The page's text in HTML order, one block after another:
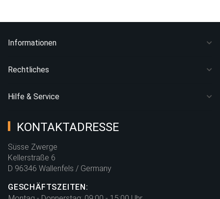
Informationen
Rechtliches
Hilfe & Service
KONTAKTADRESSE
Süsse Zwerge
Kellerstraße 6
D 96346 Wallenfels / Germany
GESCHÄFTSZEITEN: